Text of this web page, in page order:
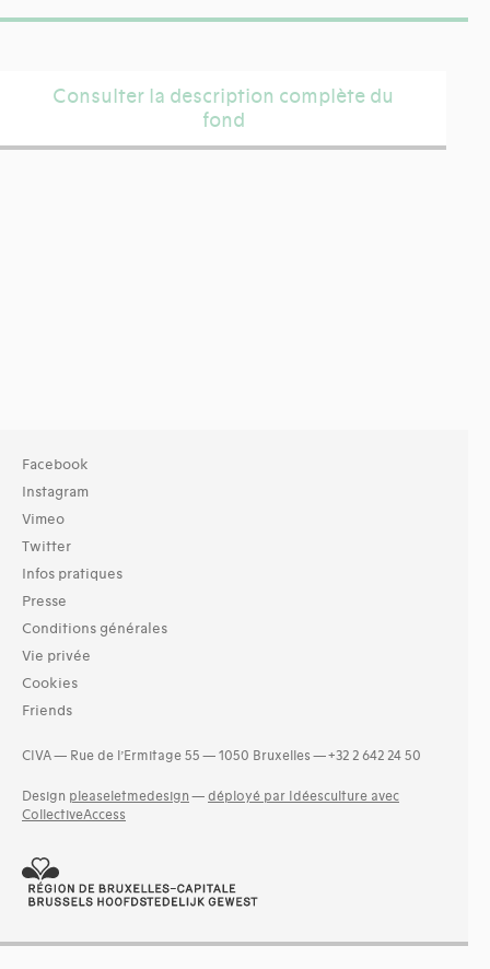
Consulter la description complète du
fond
Facebook
Instagram
Vimeo
Twitter
Infos pratiques
Presse
Conditions générales
Vie privée
Cookies
Friends
CIVA — Rue de l’Ermitage 55 — 1050 Bruxelles — +32 2 642 24 50
Design pleaseletmedesign — déployé par Idéesculture avec
CollectiveAccess